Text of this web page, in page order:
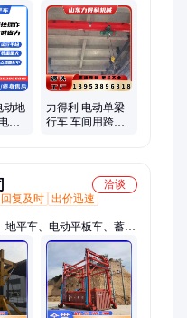
动地
池
力得利 电动单梁
行车 车间用跨度
洽谈
回复及时 出价迅速
地平车、电动平板车、蓄电
矿用镀锌链、集装箱吊机、
装置、液压装卸机器、万
集装箱、翻转集装箱设备、